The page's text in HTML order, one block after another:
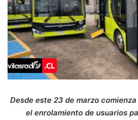
Desde este 23 de marzo
el enrolamiento de usuarios